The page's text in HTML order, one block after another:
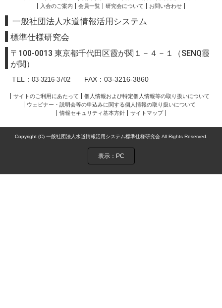
入会のご案内
会員一覧 研究会について お問い合わせ
一般社団法人水道情報活用システム
標準仕様研究会
〒100-0013 東京都千代田区霞が関１－４－１（SENQ霞
が関）
TEL： 03-3216-3702 FAX：03-3216-3860
サイトのご利用にあたって
個人情報および特定個人情報等の取り扱いについて
ウェビナー・説明会等の申込みに関する個人情報の取り扱いについて
情報セキュリティ基本方針
サイトマップ
Copyright (C) 一般社団法人水道情報活用システム標準仕様研究会 All Rights Reserved.
表示：PC